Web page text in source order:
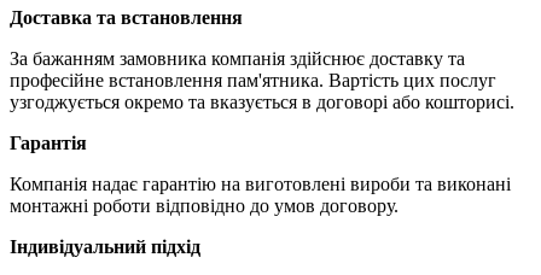
Доставка та встановлення
За бажанням замовника компанія здійснює доставку та
професійне встановлення пам'ятника. Вартість цих послуг
узгоджується окремо та вказується в договорі або кошторисі.
Гарантія
Компанія надає гарантію на виготовлені вироби та виконані
монтажні роботи відповідно до умов договору.
Індивідуальний підхід